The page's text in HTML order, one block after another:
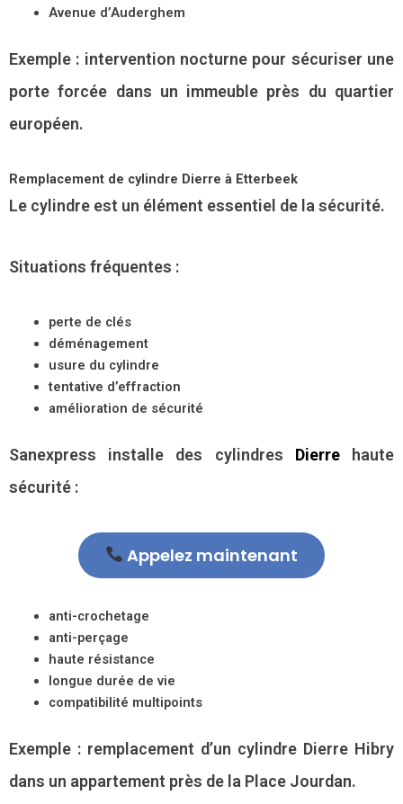
Avenue d’Auderghem
Exemple : intervention nocturne pour sécuriser une
porte forcée dans un immeuble près du quartier
européen.
Remplacement de cylindre Dierre à Etterbeek
Le cylindre est un élément essentiel de la sécurité.
Situations fréquentes :
perte de clés
déménagement
usure du cylindre
tentative d’effraction
amélioration de sécurité
Sanexpress installe des cylindres Dierre
haute
sécurité :
Appelez maintenant
anti-crochetage
anti-perçage
haute résistance
longue durée de vie
compatibilité multipoints
Exemple : remplacement d’un cylindre Dierre Hibry
dans un appartement près de la Place Jourdan.